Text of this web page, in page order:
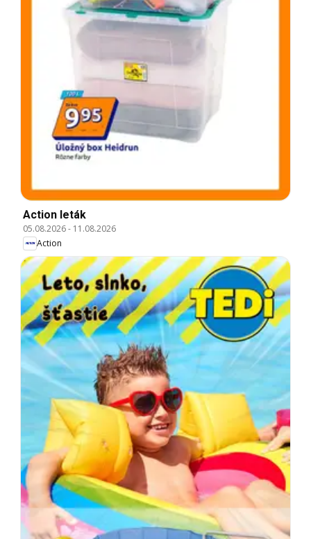
Action leták
05.08.2026- 11.08.2026
Action